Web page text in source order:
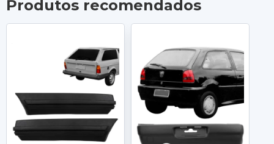
Produtos recomendados